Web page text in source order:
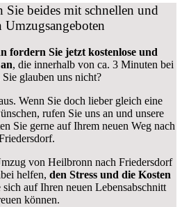
Sie beides mit schnellen und
Umzugsangeboten
fordern Sie jetzt kostenlose und
, die innerhalb von ca. 3 Minuten bei
glauben uns nicht?
Wenn Sie doch lieber gleich eine
rufen Sie uns an und unsere
Sie gerne auf Ihrem neuen Weg nach
von Heilbronn nach Friedersdorf
helfen, den Stress und die Kosten
sich auf Ihren neuen Lebensabschnitt
können.